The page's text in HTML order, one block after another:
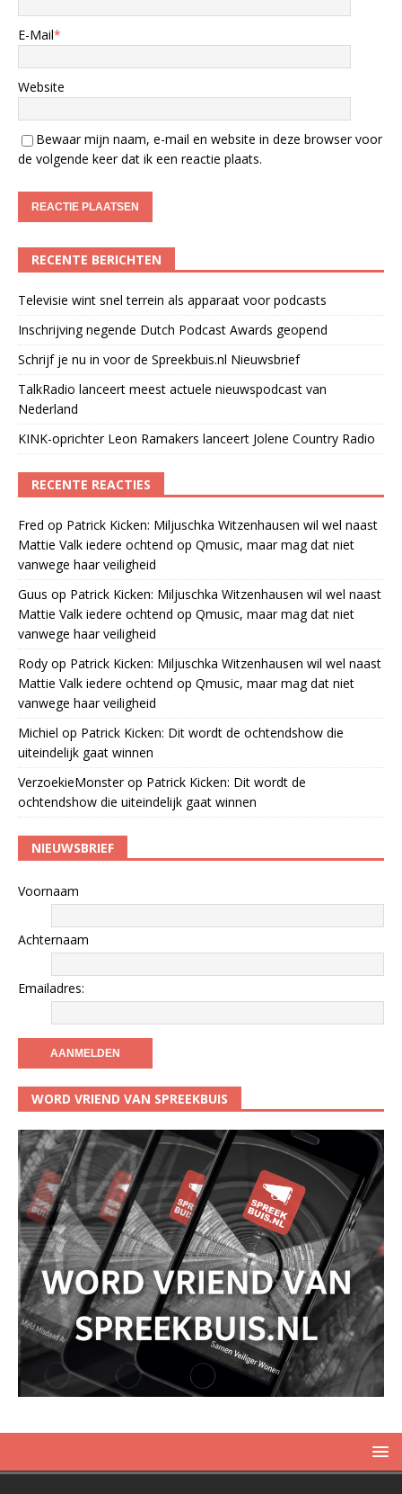
E-Mail*
Website
Bewaar mijn naam, e-mail en website in deze browser voor
de volgende keer dat ik een reactie plaats.
RECENTE BERICHTEN
Televisie wint snel terrein als apparaat voor podcasts
Inschrijving negende Dutch Podcast Awards geopend
Schrijf je nu in voor de Spreekbuis.nl Nieuwsbrief
TalkRadio lanceert meest actuele nieuwspodcast van
Nederland
KINK-oprichter Leon Ramakers lanceert Jolene Country Radio
RECENTE REACTIES
Fred op Patrick Kicken: Miljuschka Witzenhausen wil wel naast
Mattie Valk iedere ochtend op Qmusic, maar mag dat niet
vanwege haar veiligheid
Guus op Patrick Kicken: Miljuschka Witzenhausen wil wel naast
Mattie Valk iedere ochtend op Qmusic, maar mag dat niet
vanwege haar veiligheid
Rody op Patrick Kicken: Miljuschka Witzenhausen wil wel naast
Mattie Valk iedere ochtend op Qmusic, maar mag dat niet
vanwege haar veiligheid
Michiel op Patrick Kicken: Dit wordt de ochtendshow die
uiteindelijk gaat winnen
VerzoekieMonsterop Patrick Kicken: Dit wordt de
ochtendshow die uiteindelijk gaat winnen
NIEUWSBRIEF
Voornaam
Achternaam
Emailadres:
WORD VRIEND VAN SPREEKBUIS